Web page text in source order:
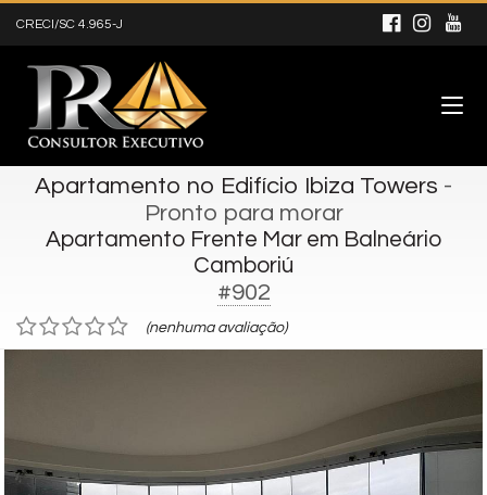
CRECI/SC 4.965-J
Apartamento no Edifício Ibiza Towers -
Pronto para morar
Apartamento Frente Mar em Balneário
Camboriú
#902
(nenhuma avaliação)